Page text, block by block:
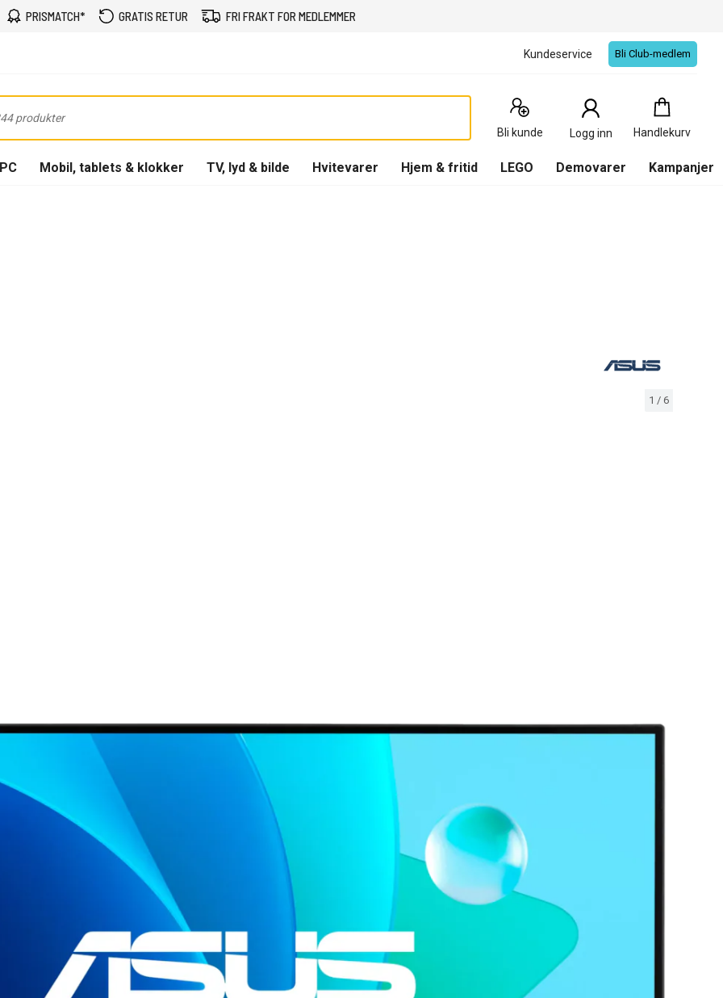
PRISMATCH* GRATIS RETUR FRI FRAKT FOR MEDLEMMER
Kundeservice Bli Club-medlem
Bli kunde Logg inn Handlekurv
Handlekurv
0
Produkter
Mobil, tablets & klokker TV, lyd & bilde Hvitevarer Hjem & fritid LEGO Demovarer Kampanjer
1 / 6